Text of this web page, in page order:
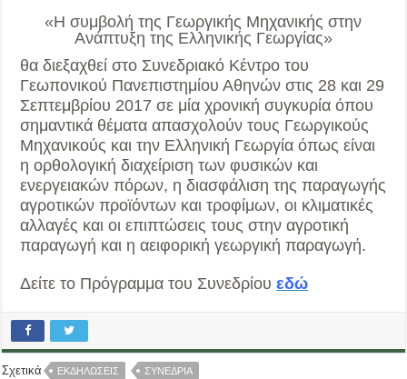
«Η συμβολή της Γεωργικής Μηχανικής στην
Ανάπτυξη της Ελληνικής Γεωργίας»
θα διεξαχθεί στο Συνεδριακό Κέντρο του
Γεωπονικού Πανεπιστημίου Αθηνών στις 28 και 29
Σεπτεμβρίου 2017 σε μία χρονική συγκυρία όπου
σημαντικά θέματα απασχολούν τους Γεωργικούς
Μηχανικούς και την Ελληνική Γεωργία όπως είναι
η ορθολογική διαχείριση των φυσικών και
ενεργειακών πόρων, η διασφάλιση της παραγωγής
αγροτικών προϊόντων και τροφίμων, οι κλιματικές
αλλαγές και οι επιπτώσεις τους στην αγροτική
παραγωγή και η αειφορική γεωργική παραγωγή.
Δείτε το Πρόγραμμα του Συνεδρίουεδώ
Σχετικά ΕΚΔΗΛΩΣΕΙΣ ΣΥΝΕΔΡΙΑ